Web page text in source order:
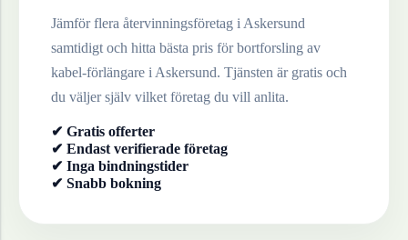
Jämför flera återvinningsföretag i Askersund
samtidigt och hitta bästa pris för bortforsling av
kabel-förlängare i Askersund. Tjänsten är gratis och
du väljer själv vilket företag du vill anlita.
✔ Gratis offerter
✔ Endast verifierade företag
✔ Inga bindningstider
✔ Snabb bokning